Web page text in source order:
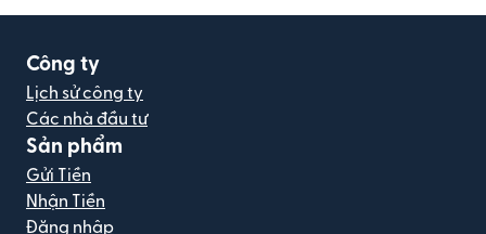
Công ty
Lịch sử công ty
Các nhà đầu tư
Sản phẩm
Gửi Tiền
Nhận Tiền
Đăng nhập